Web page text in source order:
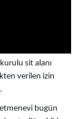
sit alanı
verilen izin
bugün